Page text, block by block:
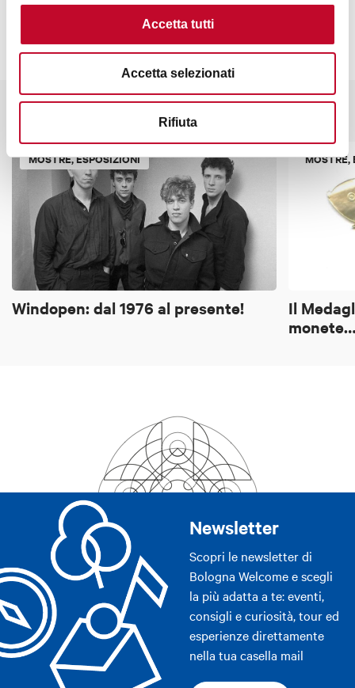
Accetta tutti
Accetta selezionati
Rifiuta
Potrebbe interessarti anche
MOSTRE, ESPOSIZIONI
Windopen: dal 1976 al presente!
MOSTRE,
Il
Newsletter
Scopri le newsletter di
Bologna Welcome e scegli
la più adatta a te: eventi,
consigli e curiosità, tour ed
esperienze direttamente
nella tua casella mail